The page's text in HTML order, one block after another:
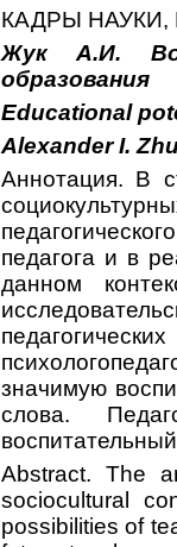
КАДРЫ НАУКИ,
Жук А.И.
образования
Educational
Alexander I.
Аннотация. В
педагога и в
данном
значимую
слова.
Abstract. The
sociocultural
possibilities of